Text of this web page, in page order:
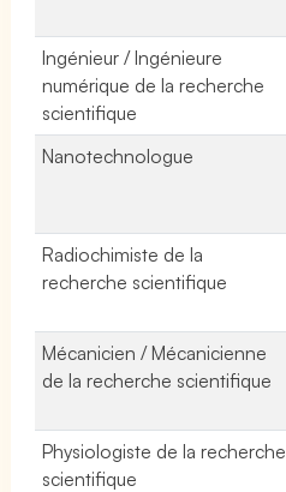
Ingénieur / Ingénieure
numérique de la recherche
scientifique
Nanotechnologue
Radiochimiste de la
recherche scientifique
Mécanicien / Mécanicienne
de la recherche scientifique
Physiologiste de la recherche
scientifique